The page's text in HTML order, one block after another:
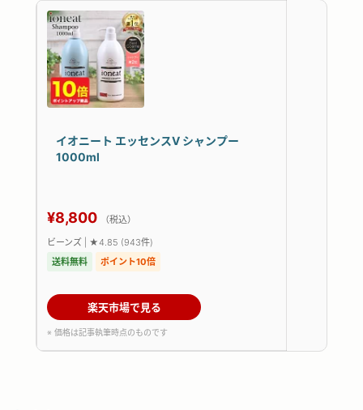
イオニート エッセンスV シャンプー
1000ml
¥8,800
（税込）
ビーンズ | ★4.85 (943件)
送料無料
ポイント10倍
楽天市場で見る
※ 価格は記事執筆時点のものです